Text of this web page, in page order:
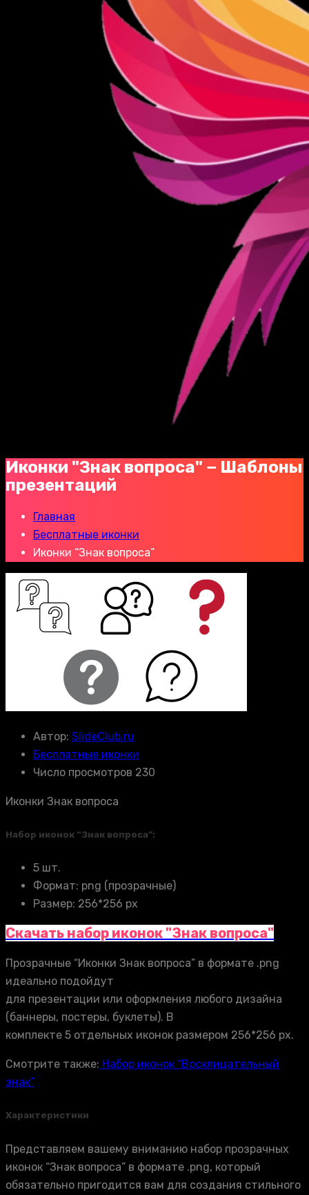
Иконки "Знак вопроса" − Шаблоны
презентаций
Главная
Бесплатные иконки
Иконки “Знак вопроса”
Автор: SlideClub.ru
Бесплатные иконки
Число просмотров 230
Иконки Знак вопроса
Набор иконок “Знак вопроса”:
5 шт.
Формат: png (прозрачные)
Размер: 256*256 px
Скачать набор иконок "Знак вопроса"
Прозрачные “Иконки Знак вопроса” в формате .png
идеально подойдут
для презентации или оформления любого дизайна
(баннеры, постеры, буклеты). В
комплекте 5 отдельных иконок размером 256*256 px.
Смотрите также: Набор иконок “Восклицательный
знак”
Характеристики
Представляем вашему вниманию набор прозрачных
иконок “Знак вопроса” в формате .png, который
обязательно пригодится вам для создания стильного